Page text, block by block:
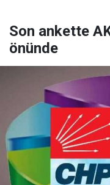
Son ankette
önünde